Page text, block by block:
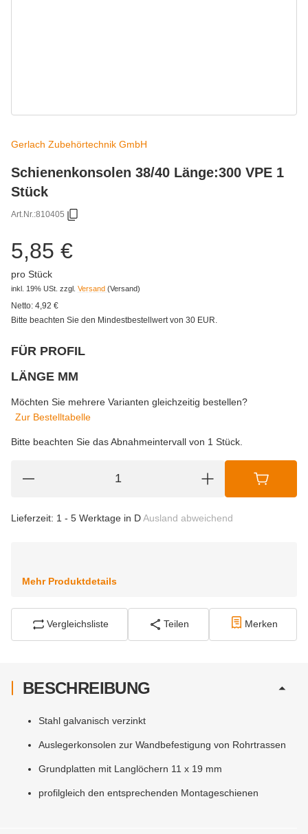
Gerlach Zubehörtechnik GmbH
Schienenkonsolen 38/40 Länge:300 VPE 1
Stück
Art.Nr.:810405
5,85 €
pro Stück
inkl. 19% USt. zzgl. Versand (Versand)
Netto: 4,92 €
Bitte beachten Sie den Mindestbestellwert von 30 EUR.
FÜR PROFIL
LÄNGE MM
Möchten Sie mehrere Varianten gleichzeitig bestellen?
Zur Bestelltabelle
Bitte beachten Sie das Abnahmeintervall von 1 Stück.
Lieferzeit: 1 - 5 Werktage in DAusland abweichend
Mehr Produktdetails
Vergleichsliste Teilen Merken
BESCHREIBUNG
Stahl galvanisch verzinkt
Auslegerkonsolen zur Wandbefestigung von Rohrtrassen
Grundplatten mit Langlöchern 11 x 19 mm
profilgleich den entsprechenden Montageschienen